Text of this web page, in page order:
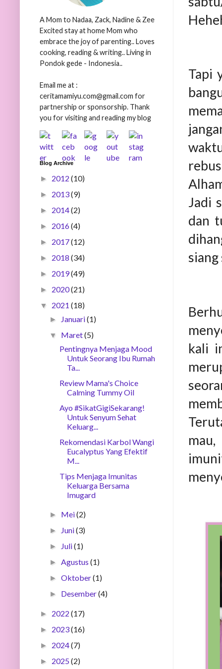
Tapi
Jadi
dan
siang
kali
A Mom to Nadaa, Zack, Nadine & Zee
Excited stay at home Mom who
embrace the joy of parenting.. Loves
cooking, reading & writing.. Living in
Pondok gede - Indonesia..
Email me at :
ceritamamiyu.com@gmail.com for
partnership or sponsorship. Thank
you for visiting and reading my blog
Blog Archive
► 2012 (10)
► 2013(9)
► 2014(2)
► 2016(4)
► 2017(12)
► 2018 (34)
► 2019(49)
► 2020(21)
▼ 2021 (18)
► Januari(1)
▼ Maret(5)
Pentingnya Menjaga Mood
Untuk Seorang Ibu Rumah
Ta...
Review Mama's Choice
Calming Tummy Oil
Ayo #SikatGigiSekarang!
Untuk Senyum Sehat
Keluarg...
Rekomendasi Karbol Wangi
Eucalyptus Yang Efektif
M...
Tips Menjaga Imunitas
Keluarga Bersama
Imugard
► Mei(2)
► Juni(3)
► Juli(1)
►Agustus(1)
►Oktober(1)
► Desember(4)
► 2022 (17)
► 2023(16)
► 2024(7)
► 2025(2)